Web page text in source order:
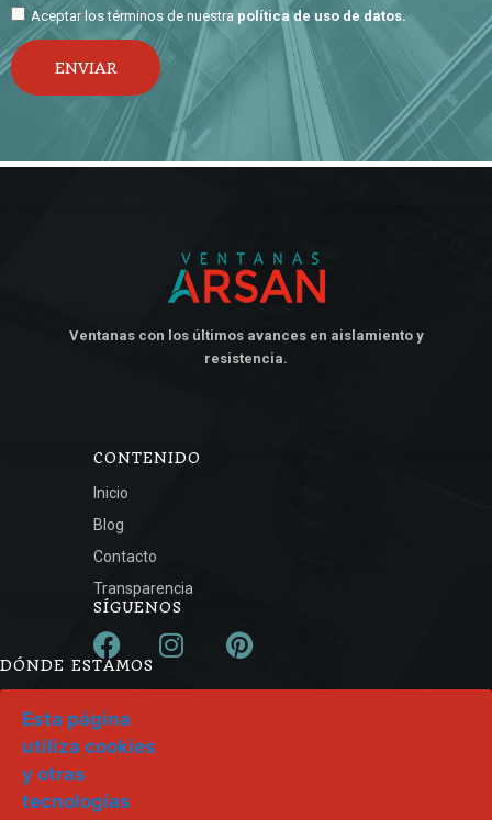
Aceptar los términos de nuestra política de uso de datos.
ENVIAR
DÓNDE ESTAMOS
942 55 84 44
ventanasarsan@ventanasarsan.es
Lunes a viernes:
SÍGUENOS
CONTENIDO
Inicio
Blog
Contacto
Transparencia
Ventanas con los últimos avances en aislamiento y
resistencia.
Esta página
utiliza cookies
y otras
tecnologías